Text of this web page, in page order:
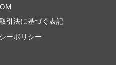
引法に基づく表記
ーポリシー